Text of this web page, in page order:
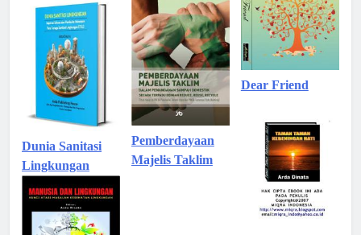
Dunia Sanitasi
Lingkungan
Pemberdayaan
Majelis Taklim
Dear Friend